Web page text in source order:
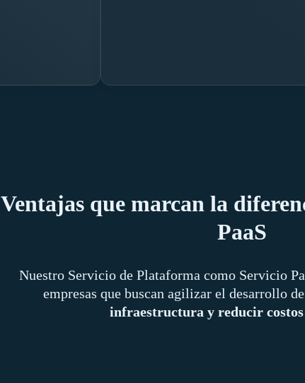
Ventajas que marcan la
PaaS
Nuestro Servicio de Plataforma como Servicio
empresas que buscan agilizar el desarrollo
infraestructura y reducir